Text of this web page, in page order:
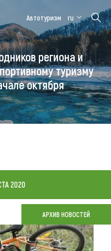
Медицинский
форум
Алтайская
зимовка
Автотуризм ru
региона и
туризму
октября
2020
АРХИВ НОВОСТЕЙ